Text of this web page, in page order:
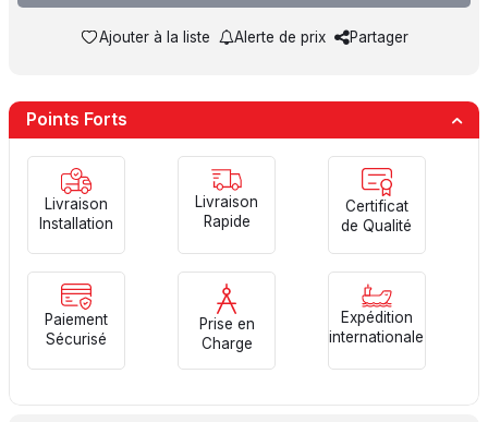
Ajouter à la liste Alerte de prix Partager
Points Forts
Livraison
Installation
Livraison
Rapide
Certificat
de Qualité
Paiement
Sécurisé
Prise en
Charge
Expédition
internationale